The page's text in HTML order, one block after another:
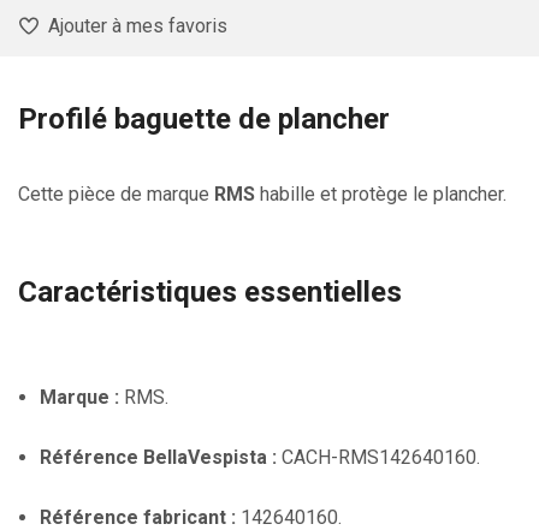
Ajouter à mes favoris
Profilé baguette de plancher
Cette pièce de marque RMS habille et protège le plancher.
Caractéristiques essentielles
Marque : RMS.
Référence BellaVespista : CACH-RMS142640160.
Référence fabricant : 142640160.